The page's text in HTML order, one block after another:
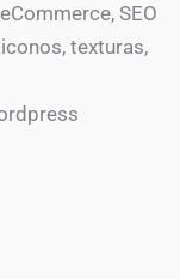
SEO
texturas,